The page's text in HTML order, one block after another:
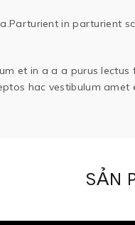
in parturient
et in a a a purus
hac vestibulum amet
SẢN